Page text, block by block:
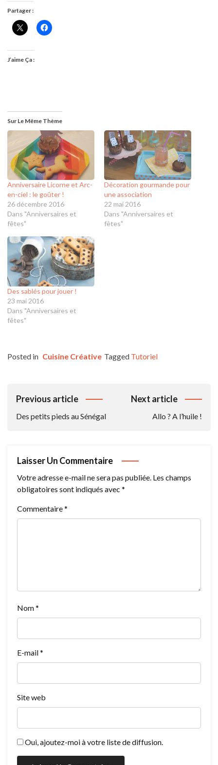
Partager :
J’aime Ça :
Sur Le Même Thème
Anniversaire Licorne et Arc-
en-ciel : le goûter !
26 décembre 2016
Dans "Anniversaires et
fêtes"
Décoration gourmande pour
une association
22 mai 2016
Dans "Anniversaires et
fêtes"
Des sablés pour jouer !
23 mai 2016
Dans "Anniversaires et
fêtes"
Posted in Cuisine Créative Tagged Tutoriel
Navigation
L’article
Previous article
Des petits pieds au Sénégal
Next article
Allo ? A l’huile !
Laisser Un Commentaire
Votre adresse e-mail ne sera pas publiée. Les champs
obligatoires sont indiqués avec *
Commentaire*
Nom*
E-mail*
Site web
Oui, ajoutez-moi à votre liste de diffusion.